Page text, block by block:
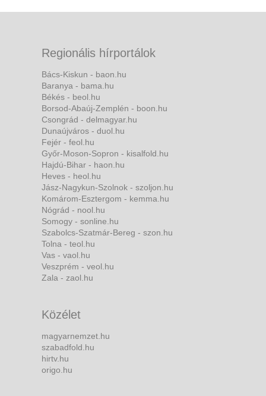
Regionális hírportálok
Bács-Kiskun - baon.hu
Baranya - bama.hu
Békés - beol.hu
Borsod-Abaúj-Zemplén - boon.hu
Csongrád - delmagyar.hu
Dunaújváros - duol.hu
Fejér - feol.hu
Győr-Moson-Sopron - kisalfold.hu
Hajdú-Bihar - haon.hu
Heves - heol.hu
Jász-Nagykun-Szolnok - szoljon.hu
Komárom-Esztergom - kemma.hu
Nógrád - nool.hu
Somogy - sonline.hu
Szabolcs-Szatmár-Bereg - szon.hu
Tolna - teol.hu
Vas - vaol.hu
Veszprém - veol.hu
Zala - zaol.hu
Közélet
magyarnemzet.hu
szabadfold.hu
hirtv.hu
origo.hu